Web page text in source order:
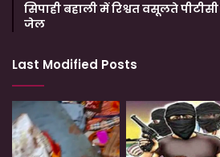
सिपाही बहाली में रिश्वत वसूलते
जेल
Last Modified Posts